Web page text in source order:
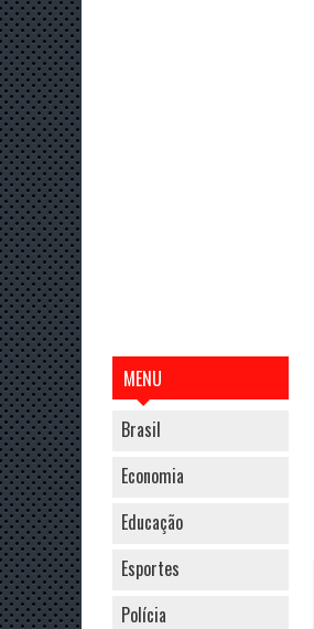
MENU
Brasil
Economia
Educação
Esportes
Polícia